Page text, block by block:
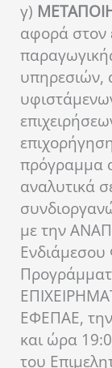
γ) Μ
αφορά στον
υπηρεσιών,
πρόγραμμα
αναλυτικά
με την
Ενδιάμεσου
ΕΦΕΠΑΕ,
και ώρα
του